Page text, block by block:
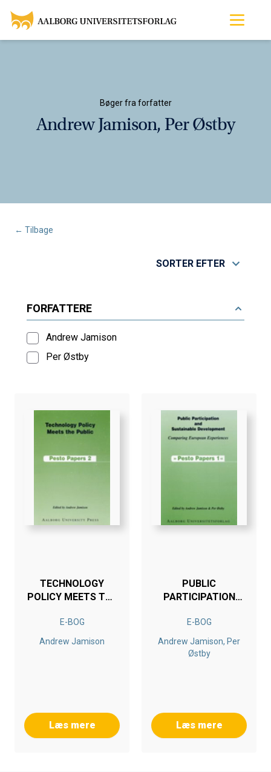
Bøger fra forfatter
Andrew Jamison, Per Østby
← Tilbage
SORTER EFTER
FORFATTERE
Andrew Jamison
Per Østby
TECHNOLOGY
POLICY MEETS THE
E-BOG
Andrew Jamison
Læs mere
PUBLIC
PARTICIPATION
DEVELOPMENT
E-BOG
Andrew Jamison, Per
Østby
Læs mere